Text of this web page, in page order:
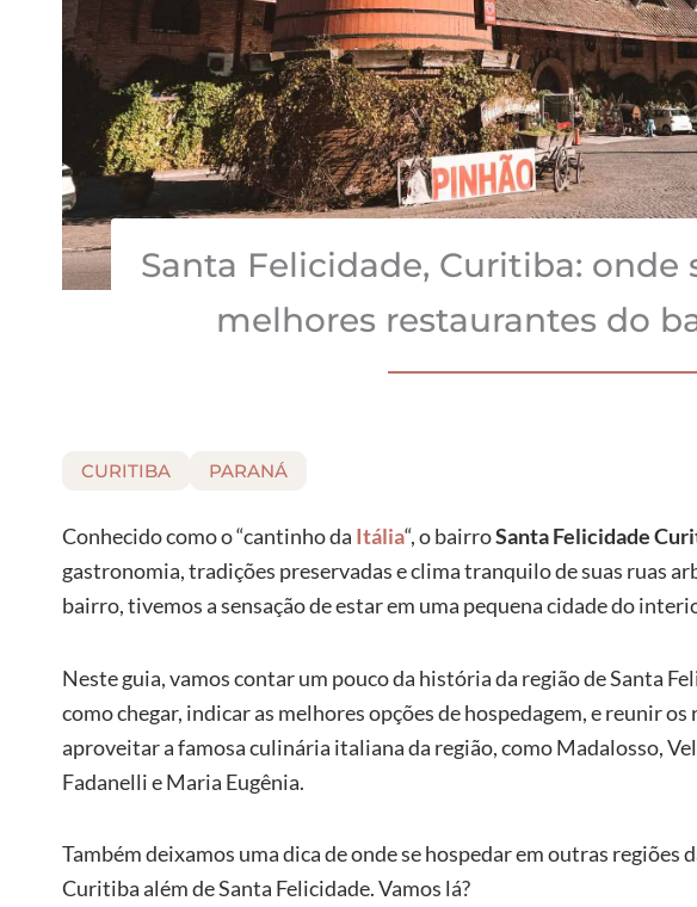
Santa Felicidade, Curitiba: onde
melhores restaurantes do
CURITIBA PARANÁ
Conhecido como o “cantinho da Itália“, o bairroSanta Felicidade
gastronomia, tradições preservadas e clima tranquilo de suas ruas
bairro, tivemos a sensação de estar em uma pequena cidade do
Neste guia, vamos contar um pouco da história da região de Santa
como chegar, indicar as melhores opções de hospedagem, e reunir
aproveitar a famosa culinária italiana da região, como Madalosso,
Fadanelli e Maria Eugênia.
Também deixamos uma dica de onde se hospedar em outras regiões
Curitiba além de Santa Felicidade. Vamos lá?